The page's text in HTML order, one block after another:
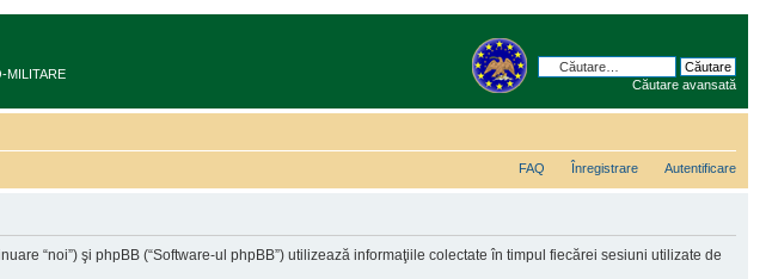
MILITARE
Căutare avansată
FAQ Înregistrare Autentificare
“noi”) şi phpBB (“Software-ul phpBB”) utilizează informaţiile colectate în timpul fiecărei sesiuni utilizate de